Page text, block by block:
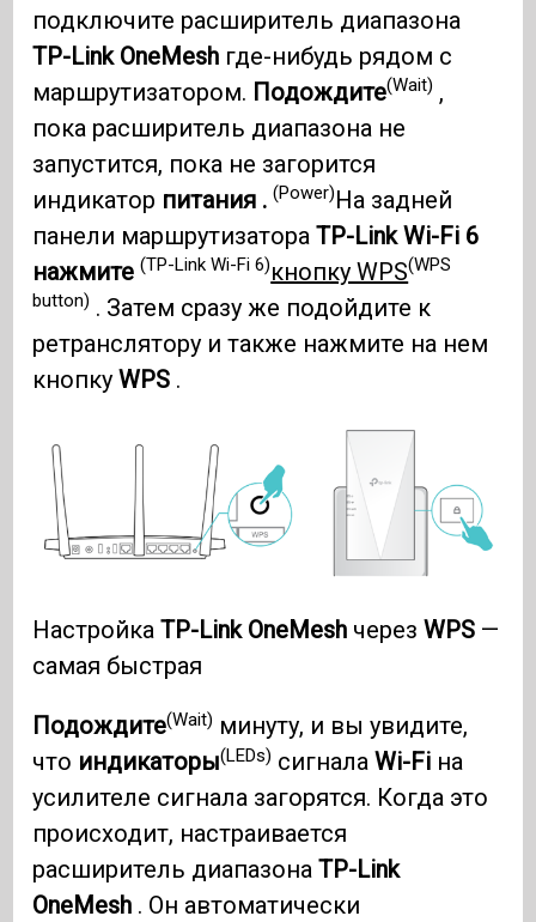
подключите расширитель диапазона
TP-Link OneMesh где-нибудь рядом с
маршрутизатором. Подождите(Wait) ,
пока расширитель диапазона не
запустится, пока не загорится
индикатор питания .(Power)На задней
панели маршрутизатораTP-Link Wi-Fi 6
нажмите(TP-Link Wi-Fi 6)кнопку WPS(WPS
button) . Затем сразу же подойдите к
ретранслятору и также нажмите на нем
кнопкуWPS .
НастройкаTP-Link OneMesh черезWPS —
самая быстрая
Подождите(Wait) минуту, и вы увидите,
что индикаторы(LEDs) сигналаWi-Fi на
усилителе сигнала загорятся. Когда это
происходит, настраивается
расширитель диапазонаTP-Link
OneMesh . Он автоматически